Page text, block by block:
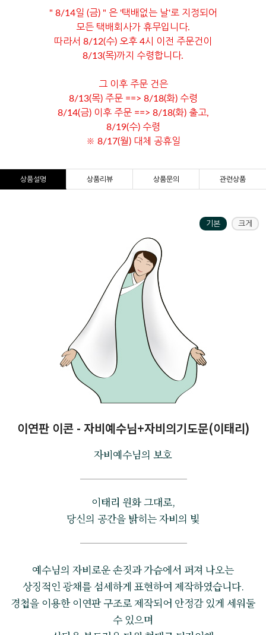
" 8/14일 (금) " 은 '택배없는 날'로 지정되어
모든 택배회사가 휴무입니다.
따라서 8/12(수) 오후 4시 이전 주문건이
8/13(목)까지 수령합니다.
그 이후 주문 건은
8/13(목) 주문 ==> 8/18(화) 수령
8/14(금) 이후 주문 ==> 8/18(화) 출고,
8/19(수) 수령
※ 8/17(월) 대체 공휴일
상품설명 상품리뷰 상품문의 관련상품
기본 크게
이연판 이콘 - 자비예수님+자비의기도문(이태리)
자비예수님의 보호
이태리 원화 그대로,
당신의 공간을 밝히는 자비의 빛
예수님의 자비로운 손짓과 가슴에서 퍼져 나오는
상징적인 광채를 섬세하게 표현하여 제작하였습니다.
경첩을 이용한 이연판 구조로 제작되어 안정감 있게 세워둘
수 있으며